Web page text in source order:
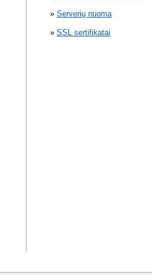
Serverių nuoma
SSL sertifikatai